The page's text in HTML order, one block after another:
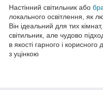
Настінний світильник або
локального освітлення, як
Він ідеальний для тих
світильник, але чудово
в якості гарного і
з уцінкою